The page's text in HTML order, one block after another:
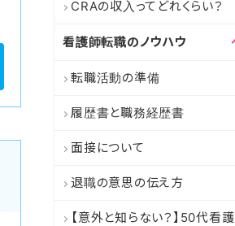
CRAの収入ってどれくらい？
看護師転職のノウハウ
転職活動の準備
履歴書と職務経歴書
面接について
退職の意思の伝え方
【意外と知らない？】50代看護